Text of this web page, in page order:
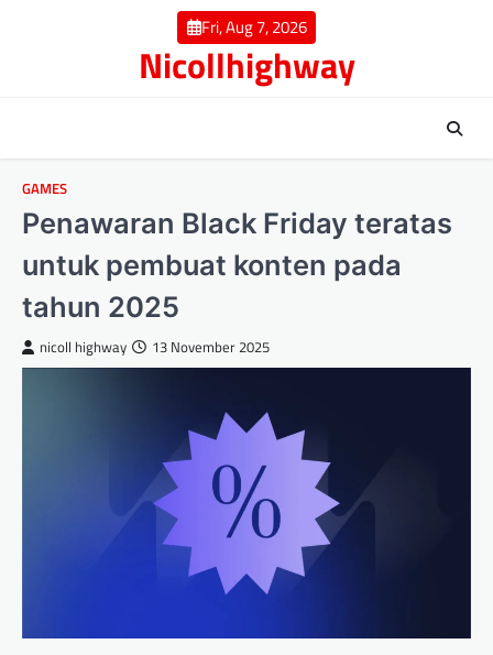
Fri, Aug 7, 2026
Nicollhighway
GAMES
Penawaran Black Friday teratas
untuk pembuat konten pada
tahun 2025
nicoll highway 13 November 2025